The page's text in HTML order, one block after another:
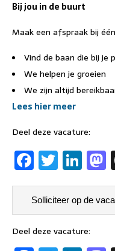
Bij jou in de buurt
Maak een afspraak bij
Vind de baan die bij je
We helpen je groeien
We zijn altijd
Lees hier meer
Deel deze vacature:
F
a
c
e
b
T
w
it
t
er
Li
n
k
e
dI
Deel deze vacature: